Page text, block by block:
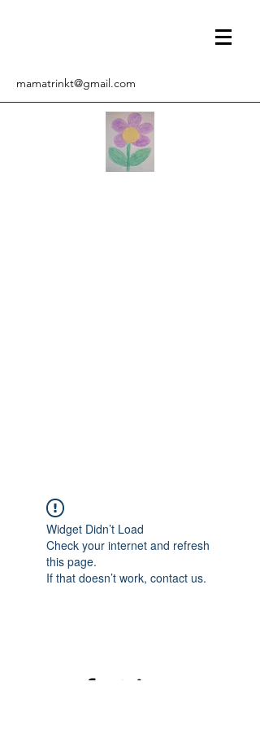
mamatrinkt@gmail.com
Widget Didn’t Load
Check your internet and refresh
this page.
If that doesn’t work, contact us.